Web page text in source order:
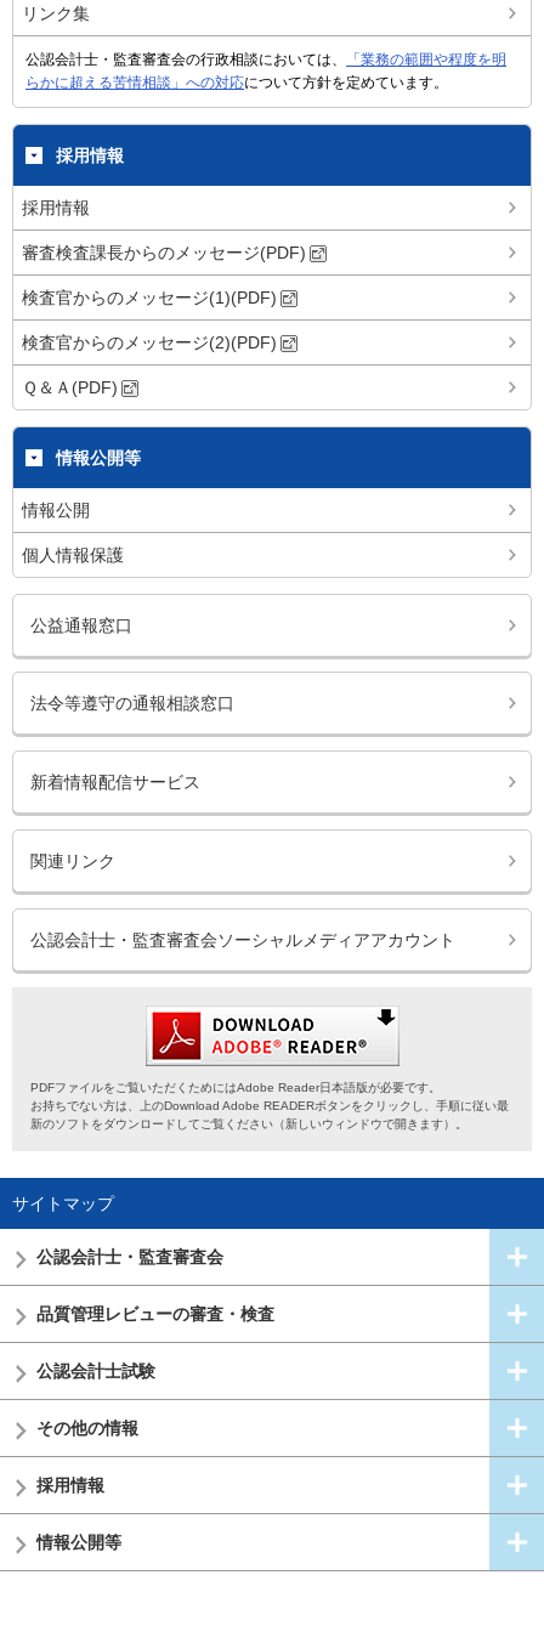
リンク集
公認会計士・監査審査会の行政相談においては、
「業務の範囲や程度を明
らかに超える苦情相談」への対応について方針を定めています。
採用情報
採用情報
審査検査課長からのメッセージ(PDF)
検査官からのメッセージ(1)(PDF)
検査官からのメッセージ(2)(PDF)
Ｑ＆Ａ(PDF)
情報公開等
情報公開
個人情報保護
公益通報窓口
法令等遵守の通報相談窓口
新着情報配信サービス
関連リンク
公認会計士・監査審査会ソーシャルメディアアカウント
PDFファイルをご覧いただくためにはAdobe Reader日本語版が必要です。
お持ちでない方は、上のDownload Adobe READERボタンをクリックし、手順に従い最
新のソフトをダウンロードしてご覧ください（新しいウィンドウで開きます）。
サイトマップ
公認会計士・ 監査審査会
品質管理レビューの審査・検査
公認会計士試験
その他の情報
採用情報
情報公開等